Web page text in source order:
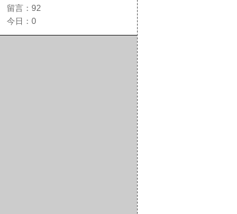
留言：92
今日：0